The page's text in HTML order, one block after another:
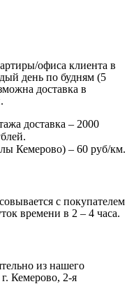
офиса клиента в
день по будням (5
доставка в
доставка – 2000
Кемерово) – 60 руб/км.
с покупателем
времени в 2 – 4 часа.
из нашего
Кемерово, 2-я